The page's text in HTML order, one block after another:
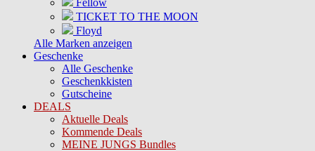
Fellow
TICKET TO THE MOON
Floyd
Alle Marken anzeigen
Geschenke
Alle Geschenke
Geschenkkisten
Gutscheine
DEALS
Aktuelle Deals
Kommende Deals
MEINE JUNGS Bundles